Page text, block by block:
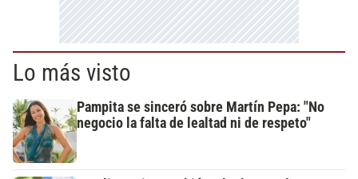
Lo más visto
Pampita se sinceró sobre Martín Pepa: "No
negocio la falta de lealtad ni de respeto"